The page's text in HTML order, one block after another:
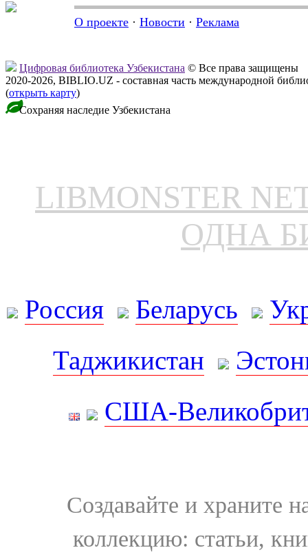
О проекте · Новости · Реклама
Цифровая библиотека Узбекистана © Все права защищены
2020-2026, BIBLIO.UZ - составная часть международной
(открыть карту)
Сохраняя наследие Узбекистана
LIBMONSTER
ОДНА
Россия Беларусь
Таджикистан
США-
Создавайте и храните
коллекцию: статьи,